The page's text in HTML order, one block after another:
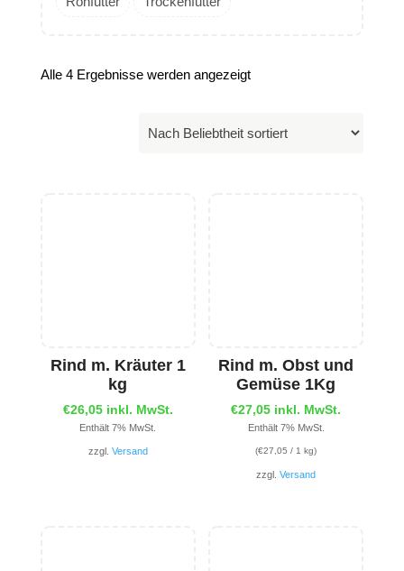
Alle 4 Ergebnisse werden angezeigt
Rind m. Kräuter 1
kg
€26,05 inkl. MwSt.
Enthält 7% MwSt.
zzgl. Versand
Rind m. Obst und
Gemüse 1Kg
€27,05 inkl. MwSt.
Enthält 7% MwSt.
(€27,05 / 1 kg)
zzgl.Versand